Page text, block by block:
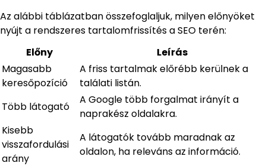
Az alábbi táblázatban összefoglaljuk, milyen előnyöket
nyújt a rendszeres tartalomfrissítés a SEO terén:
Előny
Leírás
Magasabb
keresőpozíció
A friss tartalmak előrébb kerülnek a
találati listán.
Több látogató
A Google több forgalmat irányít a
naprakész oldalakra.
Kisebb
visszafordulási
arány
A látogatók tovább maradnak az
oldalon, ha releváns az információ.